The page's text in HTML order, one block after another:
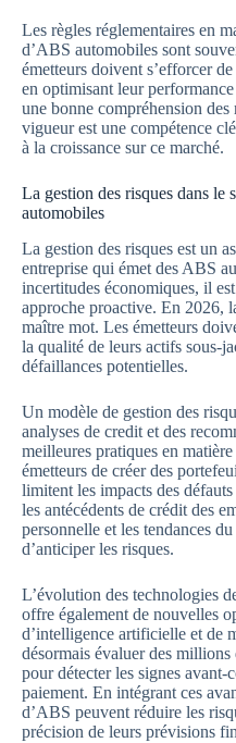
Les règles réglementaires en
d’ABS automobiles sont
émetteurs doivent s’efforcer
en optimisant leur
une bonne compréhension des
vigueur est une compétence
à la croissance sur ce marché.
La gestion des risques dans le
automobiles
La gestion des risques est un
entreprise qui émet des ABS
incertitudes économiques, il
approche proactive. En 2026,
maître mot. Les émetteurs
la qualité de leurs actifs sous-
défaillances potentielles.
Un modèle de gestion des
analyses de credit et des
meilleures pratiques en
émetteurs de créer des
limitent les impacts des
les antécédents de crédit des
personnelle et les tendances
d’anticiper les risques.
L’évolution des technologies
offre également de nouvelles
d’intelligence artificielle et de
désormais évaluer des millions
pour détecter les signes avant-
paiement. En intégrant ces
d’ABS peuvent réduire les
précision de leurs prévisions